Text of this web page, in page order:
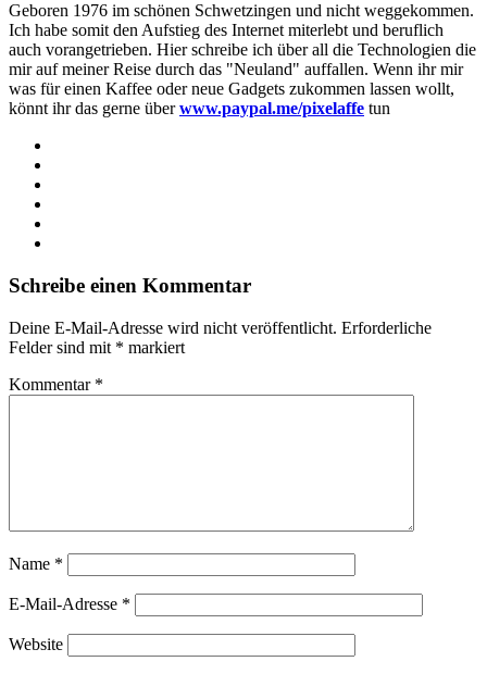
Geboren 1976 im schönen Schwetzingen und nicht weggekommen.
Ich habe somit den Aufstieg des Internet miterlebt und beruflich
auch vorangetrieben. Hier schreibe ich über all die Technologien die
mir auf meiner Reise durch das "Neuland" auffallen. Wenn ihr mir
was für einen Kaffee oder neue Gadgets zukommen lassen wollt,
könnt ihr das gerne überwww.paypal.me/pixelaffe tun
Schreibe einen Kommentar
Deine E-Mail-Adresse wird nicht veröffentlicht. Erforderliche
Felder sind mit * markiert
Kommentar *
Name *
E-Mail-Adresse *
Website